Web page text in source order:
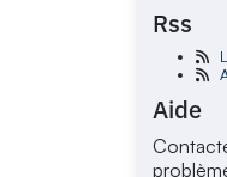
Rss
Aide